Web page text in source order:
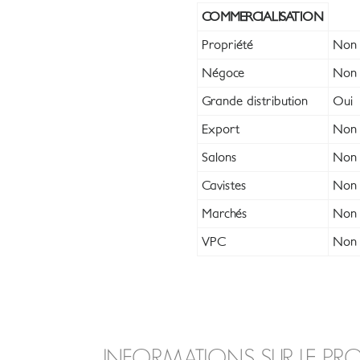
COMMERCIALISATION
Propriété Non
Négoce Non
Grande distribution Oui
Export Non
Salons Non
Cavistes Non
Marchés Non
VPC Non